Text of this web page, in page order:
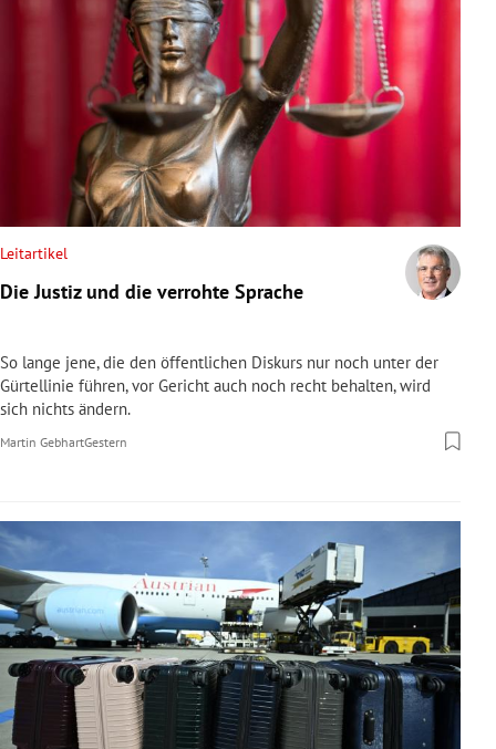
Untermenü
Untermenü
Leitartikel
Die Justiz und die verrohte Sprache
So lange jene, die den öffentlichen Diskurs nur noch unter der
Gürtellinie führen, vor Gericht auch noch recht behalten, wird
sich nichts ändern.
Martin GebhartGestern